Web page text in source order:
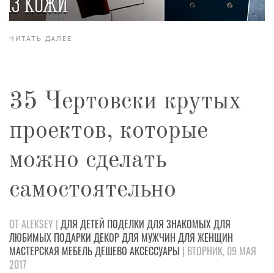
ЧИТАТЬ ДАЛЕЕ
35 Чертовски крутых
проектов, которые
можно сделать
cамостоятельно
ОТ ALEKSEY | ДЛЯ ДЕТЕЙ ПОДЕЛКИ ДЛЯ ЗНАКОМЫХДЛЯ
ЛЮБИМЫХ ПОДАРКИ ДЕКОРДЛЯ МУЖЧИН ДЛЯ ЖЕНЩИН
МАСТЕРСКАЯ МЕБЕЛЬДЕШЕВО АКСЕССУАРЫ | ВТОРНИК, 09 МАЯ
2017